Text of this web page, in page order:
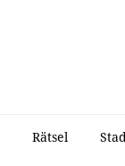
Rätsel